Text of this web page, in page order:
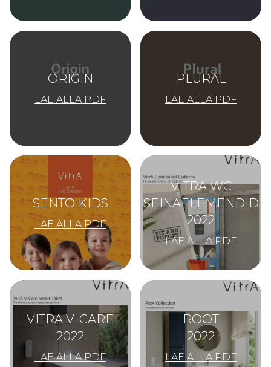
ORIGIN
LAE ALLA PDF
PLURAL
LAE ALLA PDF
SENTO KIDS
LAE ALLA PDF
VITRA WC
SEINAELEMENDID
2022
LAE ALLA PDF
VITRA V-CARE
2022
LAE ALLA PDF
ROOT
2022
LAE ALLA PDF